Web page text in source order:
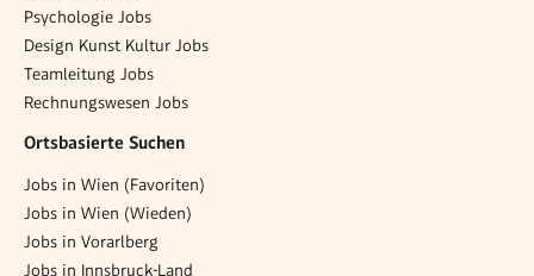
Psychologie Jobs
Design Kunst Kultur Jobs
Teamleitung Jobs
Rechnungswesen Jobs
Ortsbasierte Suchen
Jobs in Wien (Favoriten)
Jobs in Wien (Wieden)
Jobs in Vorarlberg
Jobs in Innsbruck-Land